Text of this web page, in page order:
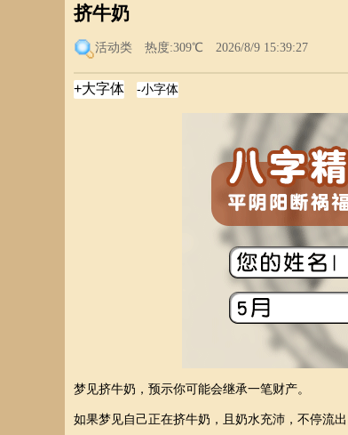
挤牛奶
活动类 热度:309℃ 2026/8/9 15:39:27
梦见挤牛奶，预示你可能会继承一笔财产。
如果梦见自己正在挤牛奶，且奶水充沛，不停流